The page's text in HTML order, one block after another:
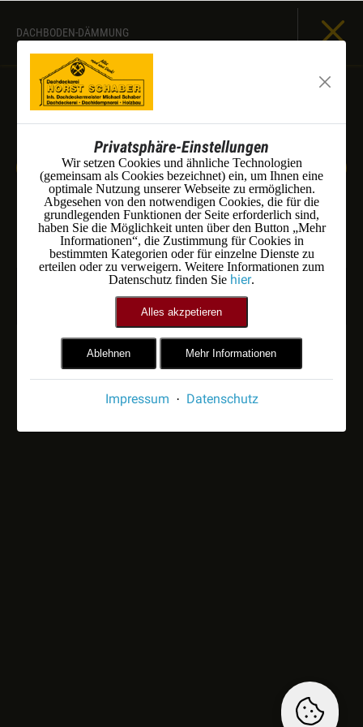
DACHBODEN-DÄMMUNG
Privatsphäre-Einstellungen
Wir setzen Cookies und ähnliche Technologien
(gemeinsam als Cookies bezeichnet) ein, um Ihnen eine
optimale Nutzung unserer Webseite zu ermöglichen.
Abgesehen von den notwendigen Cookies, die für die
grundlegenden Funktionen der Seite erforderlich sind,
haben Sie die Möglichkeit unten über den Button „Mehr
Informationen“, die Zustimmung für Cookies in
bestimmten Kategorien oder für einzelne Dienste zu
erteilen oder zu verweigern. Weitere Informationen zum
Datenschutz finden Sie hier.
Alles akzpetieren
Ablehnen Mehr Informationen
Impressum · Datenschutz